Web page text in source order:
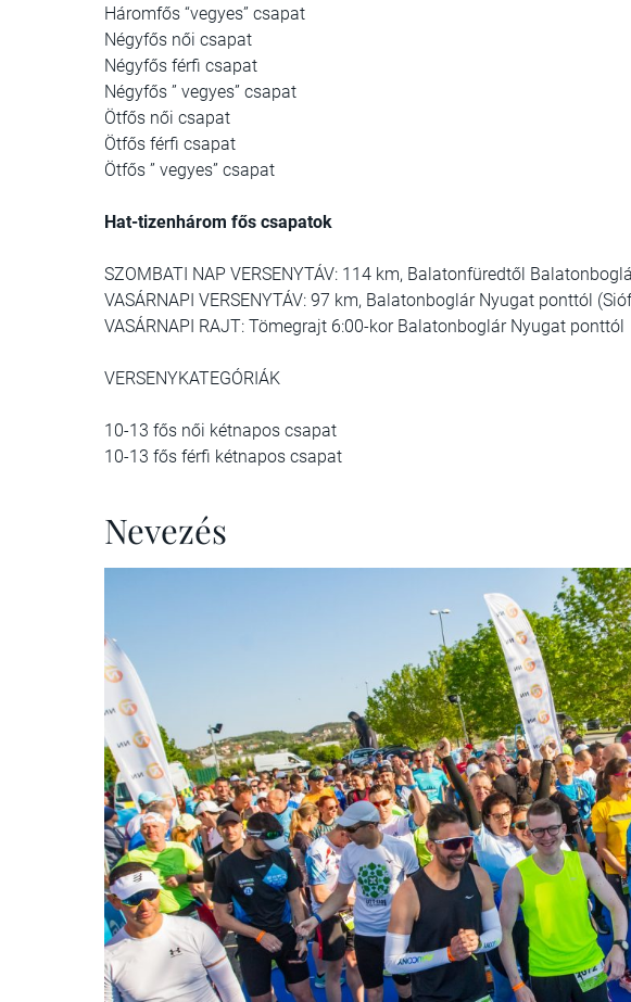
Háromfős “vegyes” csapat
Négyfős női csapat
Négyfős férfi csapat
Négyfős ” vegyes” csapat
Ötfős női csapat
Ötfős férfi csapat
Ötfős ” vegyes” csapat
Hat-tizenhárom fős csapatok
SZOMBATI NAP VERSENYTÁV: 114 km, Balatonfüredtől
VASÁRNAPI VERSENYTÁV: 97 km, Balatonboglár Nyugat ponttól
VASÁRNAPI RAJT: Tömegrajt 6:00-kor Balatonboglár Nyugat ponttól
VERSENYKATEGÓRIÁK
10-13 fős női kétnapos csapat
10-13 fős férfi kétnapos csapat
Nevezés